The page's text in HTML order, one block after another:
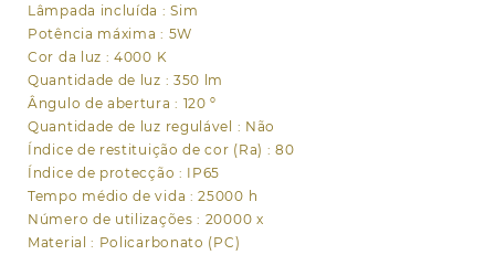
Lâmpada incluída : Sim
Potência máxima : 5W
Cor da luz : 4000 K
Quantidade de luz : 350 lm
Ângulo de abertura : 120 º
Quantidade de luz regulável : Não
Índice de restituição de cor (Ra) : 80
Índice de protecção : IP65
Tempo médio de vida : 25000 h
Número de utilizações : 20000 x
Material : Policarbonato (PC)